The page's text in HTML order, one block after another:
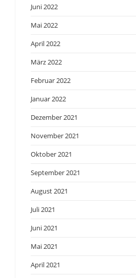
Juni 2022
Mai 2022
April 2022
März 2022
Februar 2022
Januar 2022
Dezember 2021
November 2021
Oktober 2021
September 2021
August 2021
Juli 2021
Juni 2021
Mai 2021
April 2021